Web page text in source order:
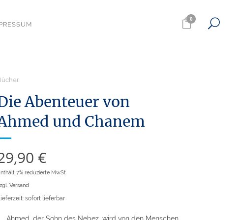
0
Abenteuer von
und Chanem
€
7% reduzierte MwSt
Versand
sofort lieferbar